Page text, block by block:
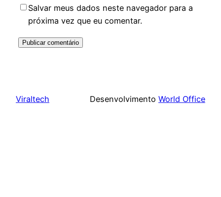
Salvar meus dados neste navegador para a
próxima vez que eu comentar.
Viraltech Desenvolvimento World Office